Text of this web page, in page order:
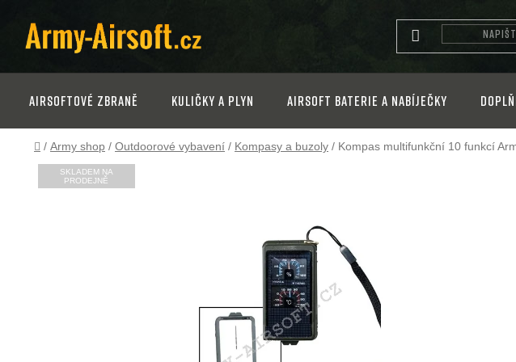
obsah
Airsoftové zbraně Kuličky a plyn Airsoft baterie a nabíječky
Domů
/ Army shop / Outdoorové vybavení / Kompasy a buzoly / Kompas multifunkční 10 funkcí
SKLADEM NA
PRODEJNĚ